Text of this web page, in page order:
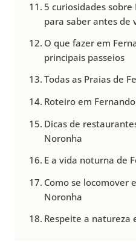
5 curiosidades
para saber antes de
O que fazer em
principais passeios
Todas as Praias de
Roteiro em
Dicas de
Noronha
E a vida noturna de
Como se locomover
Noronha
Respeite a natureza